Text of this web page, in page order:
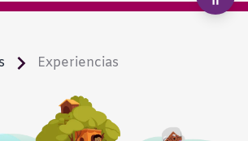
Experiencias
Disminuir texto